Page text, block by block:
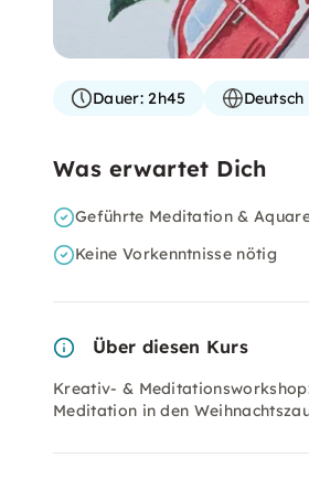
Dauer:2h45 Deutsch
Was erwartet Dich
Geführte Meditation &
Keine Vorkenntnisse nötig
Über diesen Kurs
Kreativ- &
Meditation in den